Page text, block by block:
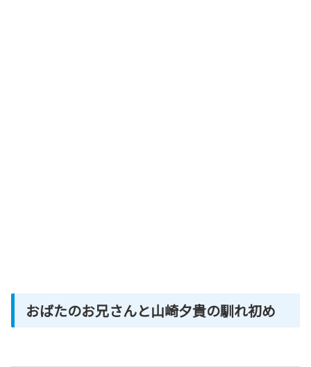
おばたのお兄さんと山崎夕貴の馴れ初め